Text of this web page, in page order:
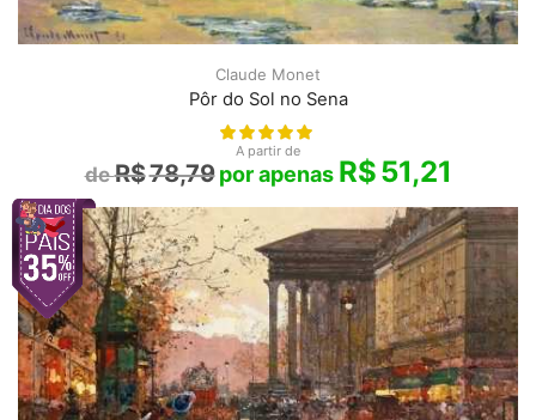
Claude Monet
Pôr do Sol no Sena
A partir de
R$78,79 R$51,21